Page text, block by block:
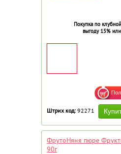
Покупка по
выгоду 15%
Штрих код: 92271
ФрутоНяня пюре
90г